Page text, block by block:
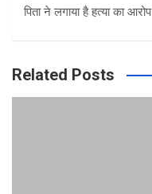
पिता ने लगाया है हत्या का आरोप
Related Posts